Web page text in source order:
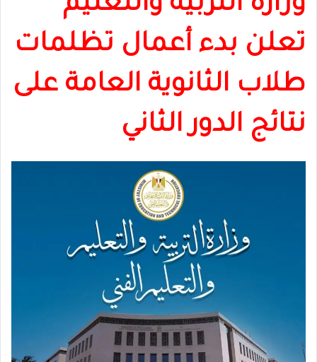
وزارة التربية والتعليم
تعلن بدء أعمال تظلمات
طلاب الثانوية العامة على
نتائج الدور الثاني